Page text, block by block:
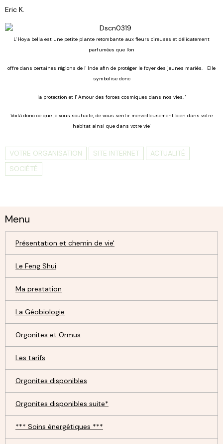
Eric K.
L' Hoya bella est une petite plante retombante aux fleurs cireuses et délicatement
parfumées que l'on
offre dans certaines régions de l' Inde afin de protéger le foyer des jeunes mariés. Elle
symbolise donc
la protection et l' Amour des forces cosmiques dans nos vies. '
Voilà donc ce que je vous souhaite, de vous sentir merveilleusement bien dans votre
habitat ainsi que dans votre vie'
VOTRE ORGANISATION SITE INTERNET
ACTUALITÉ
SOCIÉTÉ
Menu
Présentation et chemin de vie'
Le Feng Shui
Ma prestation
La Géobiologie
Orgonites et Ormus
Les tarifs
Orgonites disponibles
Orgonites disponibles suite*
*** Soins énergétiques ***